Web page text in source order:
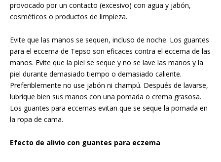
provocado por un contacto (excesivo) con agua y jabón,
cosméticos o productos de limpieza.
Evite que las manos se sequen, incluso de noche. Los guantes
para el eccema de Tepso son eficaces contra el eccema de las
manos. Evite que la piel se seque y no se lave las manos y la
piel durante demasiado tiempo o demasiado caliente.
Preferiblemente no use jabón ni champú. Después de lavarse,
lubrique bien sus manos con una pomada o crema grasosa.
Los guantes para eccemas evitan que se seque la pomada en
la ropa de cama.
Efecto de alivio con guantes para eczema